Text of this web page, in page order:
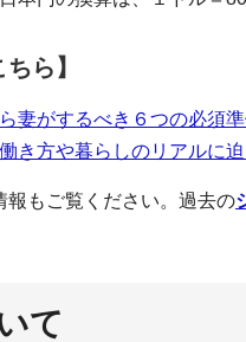
シンガポール人の恋
ら】
妻がするべき６つの必須
き方や暮らしのリアルに迫
報もご覧ください。過去の
て